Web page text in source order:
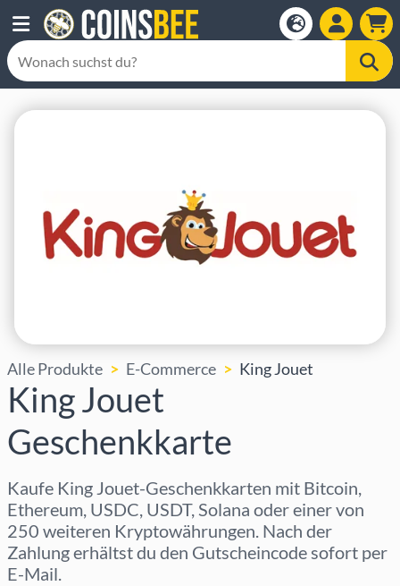
Alle Produkte E-Commerce King Jouet
King Jouet
Geschenkkarte
Kaufe King Jouet-Geschenkkarten mit Bitcoin,
Ethereum, USDC, USDT, Solana oder einer von
250 weiteren Kryptowährungen. Nach der
Zahlung erhältst du den Gutscheincode sofort per
E-Mail.